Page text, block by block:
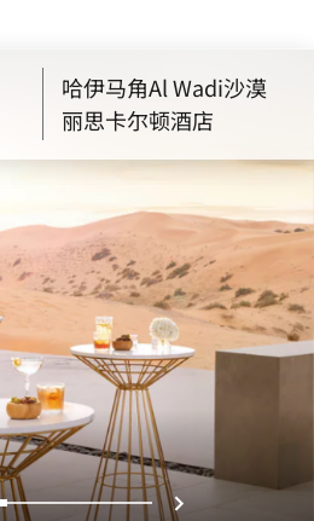
哈伊马角Al Wadi沙漠
丽思卡尔顿酒店
1 2 下一页